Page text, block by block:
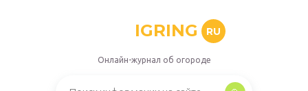
IGRING RU
Онлайн-журнал об огороде